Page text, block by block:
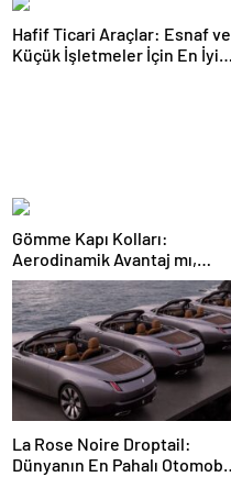
Hafif Ticari Araçlar: Esnaf ve
Küçük İşletmeler İçin En İyi
Gömme Kapı Kolları:
Aerodinamik Avantaj mı,
Güvenlik Riskleri mi?
La Rose Noire Droptail:
Dünyanın En Pahalı Otomobili